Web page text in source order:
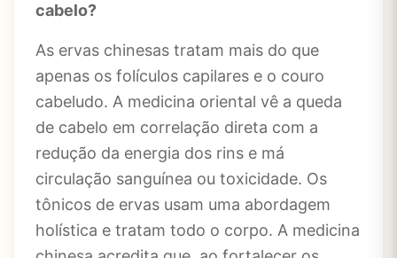
cabelo?
As ervas chinesas tratam mais do que
apenas os folículos capilares e o couro
cabeludo. A medicina oriental vê a queda
de cabelo em correlação direta com a
redução da energia dos rins e má
circulação sanguínea ou toxicidade. Os
tônicos de ervas usam uma abordagem
holística e tratam todo o corpo. A medicina